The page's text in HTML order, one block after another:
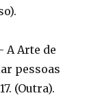
A Arte de
pessoas
(Outra).